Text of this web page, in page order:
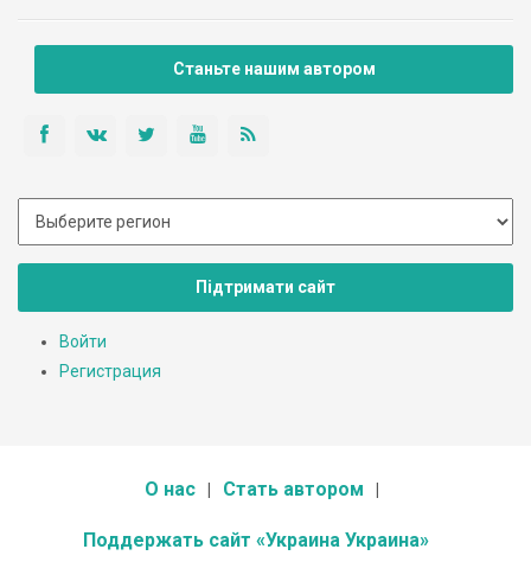
Станьте нашим автором
Підтримати сайт
Войти
Регистрация
О нас Стать автором
Поддержать сайт «Украина Украина»